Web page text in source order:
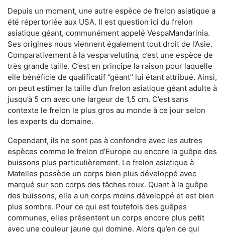
Depuis un moment, une autre espèce de frelon asiatique a
été répertoriée aux USA. Il est question ici du frelon
asiatique géant, communément appelé VespaMandarinia.
Ses origines nous viennent également tout droit de l’Asie.
Comparativement à la vespa velutina, c’est une espèce de
très grande taille. C’est en principe la raison pour laquelle
elle bénéficie de qualificatif ‘’géant’’ lui étant attribué. Ainsi,
on peut estimer la taille d’un frelon asiatique géant adulte à
jusqu’à 5 cm avec une largeur de 1,5 cm. C’est sans
contexte le frelon le plus gros au monde à ce jour selon
les experts du domaine.
Cependant, ils ne sont pas à confondre avec les autres
espèces comme le frelon d’Europe ou encore la guêpe des
buissons plus particulièrement. Le frelon asiatique à
Matelles possède un corps bien plus développé avec
marqué sur son corps des tâches roux. Quant à la guêpe
des buissons, elle a un corps moins développé et est bien
plus sombre. Pour ce qui est toutefois des guêpes
communes, elles présentent un corps encore plus petit
avec une couleur jaune qui domine. Alors qu’en ce qui